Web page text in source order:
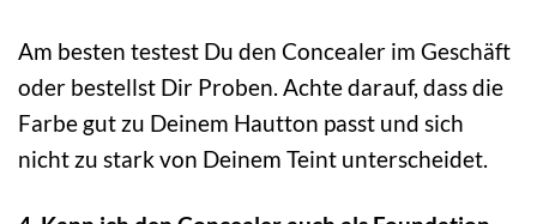
Am besten testest Du den Concealer im Geschäft
oder bestellst Dir Proben. Achte darauf, dass die
Farbe gut zu Deinem Hautton passt und sich
nicht zu stark von Deinem Teint unterscheidet.